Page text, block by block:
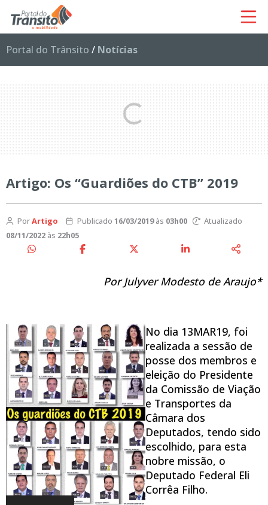
Portal do Trânsito / Notícias
Artigo: Os “Guardiões do CTB” 2019
PorArtigo Publicado 16/03/2019às 03h00
Atualizado
08/11/2022 às 22h05
Por Julyver Modesto de Araujo*
No dia 13MAR19, foi
realizada a sessão de
posse dos membros e
eleição do Presidente
da Comissão de Viação
e Transportes da
Câmara dos
Deputados, tendo sido
escolhido, para esta
nobre missão, o
Deputado Federal Eli
Corrêa Filho.